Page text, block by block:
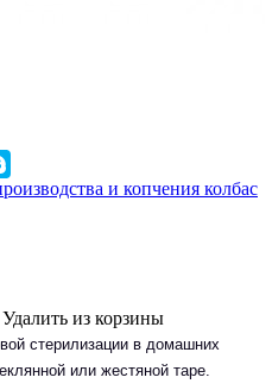
и копчения колбас
Удалить из корзины
стерилизации в домашних
или жестяной таре.